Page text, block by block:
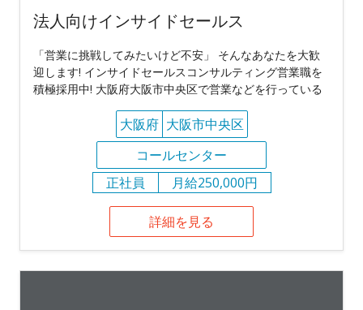
法人向けインサイドセールス
「営業に挑戦してみたいけど不安」 そんなあなたを大歓
迎します! インサイドセールスコンサルティング営業職を
積極採用中! 大阪府大阪市中央区で営業などを行っている
大阪府 大阪市中央区
コールセンター
正社員
月給250,000円
詳細を見る